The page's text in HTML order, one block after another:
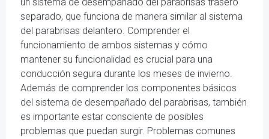
separado, que funciona de manera similar al sistema
del parabrisas delantero. Comprender el
funcionamiento de ambos sistemas y cómo
mantener su funcionalidad es crucial para una
conducción segura durante los meses de invierno.
Además de comprender los componentes básicos
del sistema de desempañado del parabrisas, también
es importante estar consciente de posibles
problemas que puedan surgir. Problemas comunes